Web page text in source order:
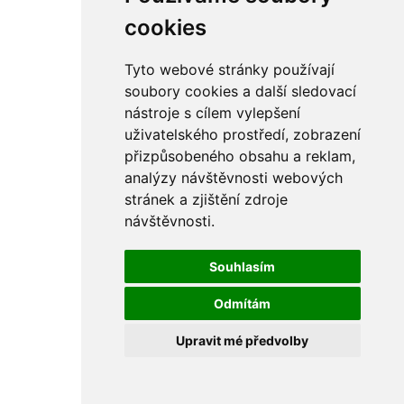
cookies
Tyto webové stránky používají
soubory cookies a další sledovací
nástroje s cílem vylepšení
uživatelského prostředí, zobrazení
přizpůsobeného obsahu a reklam,
analýzy návštěvnosti webových
stránek a zjištění zdroje
návštěvnosti.
Souhlasím
Odmítám
Upravit mé předvolby